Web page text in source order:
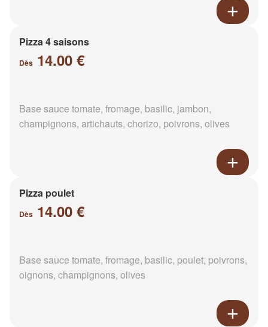
Pizza 4 saisons
Dès 14.00 €
Base sauce tomate, fromage, basilic, jambon,
champignons, artichauts, chorizo, poivrons, olives
Pizza poulet
Dès 14.00 €
Base sauce tomate, fromage, basilic, poulet, poivrons,
oignons, champignons, olives